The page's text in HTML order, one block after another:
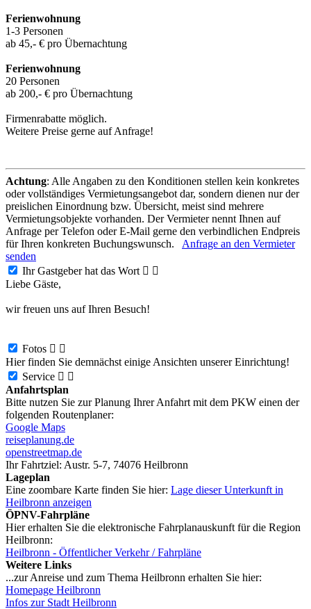
Ferienwohnung
1-3 Personen
ab 45,- € pro Übernachtung
Ferienwohnung
20 Personen
ab 200,- € pro Übernachtung
Firmenrabatte möglich.
Weitere Preise gerne auf Anfrage!
Achtung: Alle Angaben zu den Konditionen stellen kein konkretes
oder vollständiges Vermietungsangebot dar, sondern dienen nur der
preislichen Einordnung bzw. Übersicht, meist sind mehrere
Vermietungsobjekte vorhanden. Der Vermieter nennt Ihnen auf
Anfrage per Telefon oder E-Mail gerne den verbindlichen Endpreis
für Ihren konkreten Buchungswunsch. Anfrage an den Vermieter
senden
Ihr Gastgeber hat das Wort  
Liebe Gäste,
wir freuen uns auf Ihren Besuch!
Fotos  
Hier finden Sie demnächst einige Ansichten unserer Einrichtung!
Service  
Anfahrtsplan
Bitte nutzen Sie zur Planung Ihrer Anfahrt mit dem PKW einen der
folgenden Routenplaner:
Google Maps
reiseplanung.de
openstreetmap.de
Ihr Fahrtziel: Austr. 5-7, 74076 Heilbronn
Lageplan
Eine zoombare Karte finden Sie hier: Lage dieser Unterkunft in
Heilbronn anzeigen
ÖPNV-Fahrpläne
Hier erhalten Sie die elektronische Fahrplanauskunft für die Region
Heilbronn:
Heilbronn - Öffentlicher Verkehr / Fahrpläne
Weitere Links
...zur Anreise und zum Thema Heilbronn erhalten Sie hier:
Homepage Heilbronn
Infos zur Stadt Heilbronn